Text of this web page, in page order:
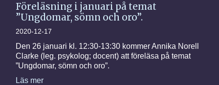
Föreläsning i januari på temat
”Ungdomar, sömn och oro”.
2020-12-17
Den 26 januari kl. 12:30-13:30 kommer Annika Norell
Clarke (leg. psykolog; docent) att föreläsa på temat
”Ungdomar, sömn och oro”.
Läs mer